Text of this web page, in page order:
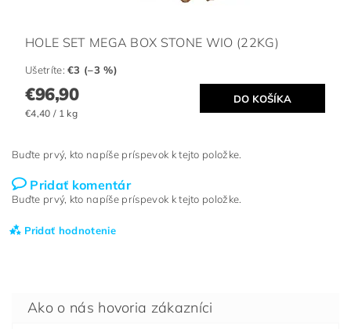
HOLE SET MEGA BOX STONE WIO (22KG)
Ušetríte:€3 (–3 %)
€96,90
€4,40 / 1 kg
Buďte prvý, kto napíše príspevok k tejto položke.
Pridať komentár
Buďte prvý, kto napíše príspevok k tejto položke.
Pridať hodnotenie